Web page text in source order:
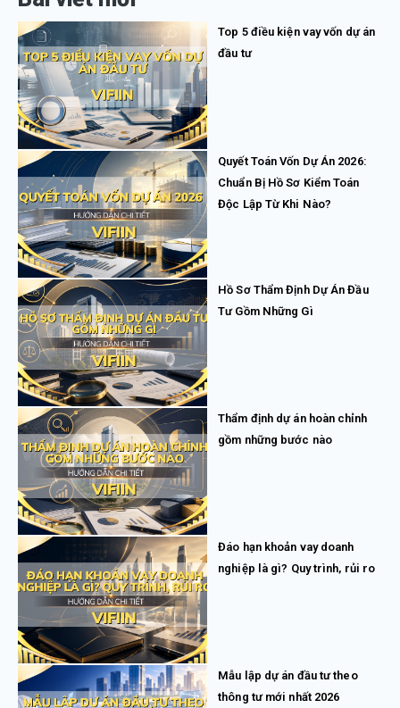
Top 5 điều kiện vay vốn dự án
đầu tư
Quyết Toán Vốn Dự Án 2026:
Chuẩn Bị Hồ Sơ Kiểm Toán
Độc Lập Từ Khi Nào?
Hồ Sơ Thẩm Định Dự Án Đầu
Tư Gồm Những Gì
Thẩm định dự án hoàn chỉnh
gồm những bước nào
Đáo hạn khoản vay doanh
nghiệp là gì? Quy trình, rủi ro
Mẫu lập dự án đầu tư theo
thông tư mới nhất 2026